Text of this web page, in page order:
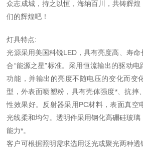
众志成城，持之以恒，海纳百川，共铸辉煌
们的辉煌吧！
灯具特点:
光源采用美国科锐LED，具有亮度高、寿
合“能源之星”标准。采用恒流输出的驱动
功能，并输出的亮度不随电压的变化而变
型，外表面喷塑粉，具有壳体强度*、抗摔
性效果好。反射器采用PC材料，表面真空
光线柔和均匀。透明件采用钢化高硼硅玻
能力*。
客户可根据照明需求选用泛光或聚光两种